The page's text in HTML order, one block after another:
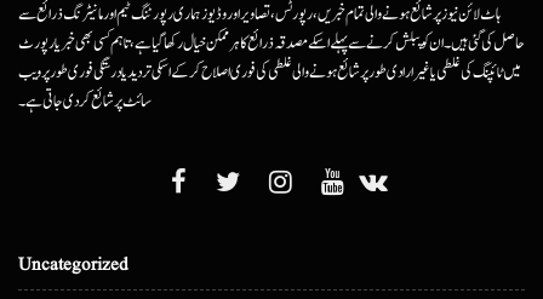
ہاٹ لائن نیوز پر شائع ہونے والی تمام خبریں، رپورٹس، تصاویر اور وڈیوز ہماری رپورٹنگ ٹیم اور مانیٹرنگ ذرائع سے
حاصل کی گئی ہیں۔ ان کو پبلش کرنے سے پہلے اسکے مصدقہ ذرائع کا ہرممکن خیال رکھا گیا ہے، تاہم کسی بھی خبر یا رپورٹ
میں ٹائپنگ کی غلطی یا غیرارادی طور پر شائع ہونے والی غلطی کی فوری اصلاح کرکے اسکی تردید یا درستگی فوری طور پر ویب
سائٹ پر شائع کردی جاتی ہے۔
Uncategorized